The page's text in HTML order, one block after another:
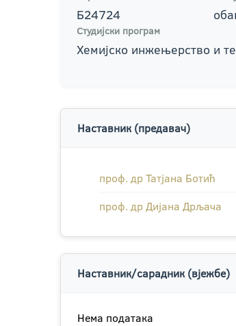
Б24724
Студијски програм
Хемијско инжењерство и
Наставник (предавач)
проф. др Татјана Ботић
проф. др Дијана Дрљача
Наставник/сарадник (вјежбе)
Нема података